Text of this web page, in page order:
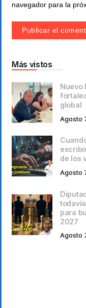
navegador para la
Más vistos
Nuevo
global
Agosto
de los
Agosto
para
2027
Agosto